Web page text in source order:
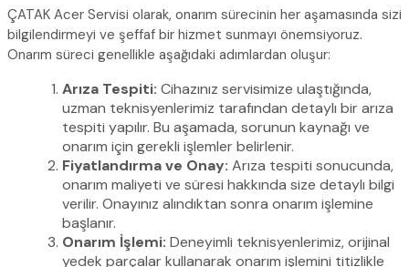
ÇATAK Acer Servisi olarak, onarım sürecinin her aşamasında sizi
bilgilendirmeyi ve şeffaf bir hizmet sunmayı önemsiyoruz.
Onarım süreci genellikle aşağıdaki adımlardan oluşur:
Arıza Tespiti: Cihazınız servisimize ulaştığında,
uzman teknisyenlerimiz tarafından detaylı bir arıza
tespiti yapılır. Bu aşamada, sorunun kaynağı ve
onarım için gerekli işlemler belirlenir.
Fiyatlandırma ve Onay: Arıza tespiti sonucunda,
onarım maliyeti ve süresi hakkında size detaylı bilgi
verilir. Onayınız alındıktan sonra onarım işlemine
başlanır.
Onarım İşlemi: Deneyimli teknisyenlerimiz, orijinal
yedek parçalar kullanarak onarım işlemini titizlikle